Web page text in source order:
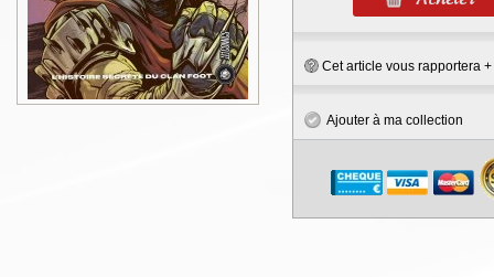
Cet article vous rapportera +
Ajouter à ma collection